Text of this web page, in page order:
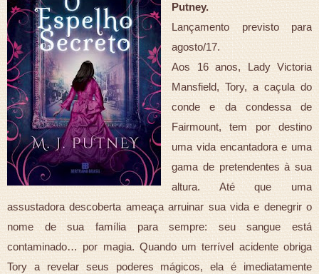
Putney.
Lançamento previsto para
agosto/17.
Aos 16 anos, Lady Victoria
Mansfield, Tory, a caçula do
conde e da condessa de
Fairmount, tem por destino
uma vida encantadora e uma
gama de pretendentes à sua
altura. Até que uma
assustadora descoberta ameaça arruinar sua vida e denegrir o
nome de sua família para sempre: seu sangue está
contaminado… por magia. Quando um terrível acidente obriga
Tory a revelar seus poderes mágicos, ela é imediatamente